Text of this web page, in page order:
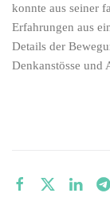
konnte aus seiner
Erfahrungen aus
Details der
Denkanstösse und